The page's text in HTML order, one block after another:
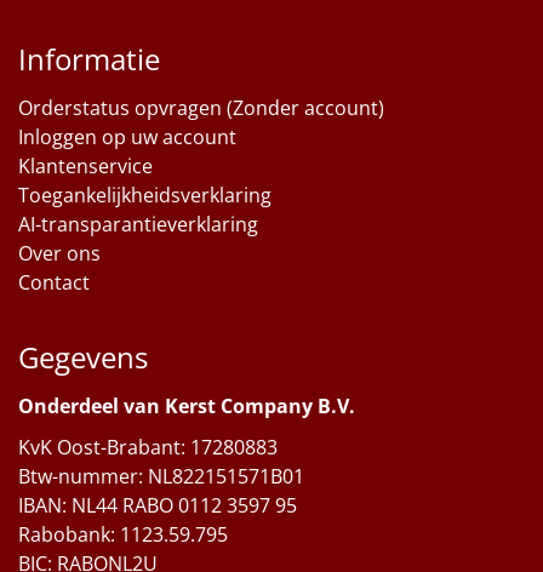
Informatie
Orderstatus opvragen (Zonder account)
Inloggen op uw account
Klantenservice
Toegankelijkheidsverklaring
AI-transparantieverklaring
Over ons
Contact
Gegevens
Onderdeel van Kerst Company B.V.
KvK Oost-Brabant: 17280883
Btw-nummer: NL822151571B01
IBAN: NL44 RABO 0112 3597 95
Rabobank: 1123.59.795
BIC: RABONL2U